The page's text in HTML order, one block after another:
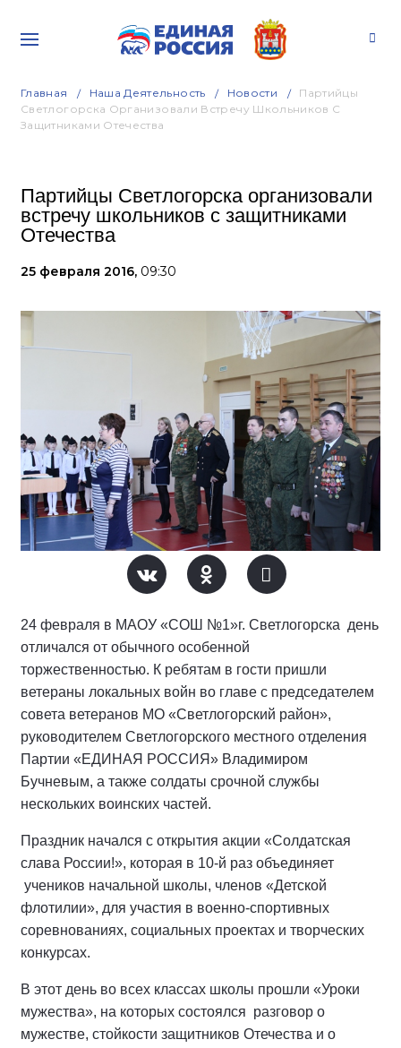
Главная Наша Деятельность Новости
Партийцы
Светлогорска Организовали Встречу Школьников С
Защитниками Отечества
Партийцы Светлогорска организовали
встречу школьников с защитниками
Отечества
25 февраля 2016, 09:30
24 февраля в МАОУ «СОШ №1»г. Светлогорска день
отличался от обычного особенной
торжественностью. К ребятам в гости пришли
ветераны локальных войн во главе с председателем
совета ветеранов МО «Светлогорский район»,
руководителем Светлогорского местного отделения
Партии «ЕДИНАЯ РОССИЯ» Владимиром
Бучневым, а также солдаты срочной службы
нескольких воинских частей.
Праздник начался с открытия акции «Солдатская
слава России!», которая в 10-й раз объединяет
учеников начальной школы, членов «Детской
флотилии», для участия в военно-спортивных
соревнованиях, социальных проектах и творческих
конкурсах.
В этот день во всех классах школы прошли «Уроки
мужества», на которых состоялся разговор о
мужестве, стойкости защитников Отечества и о